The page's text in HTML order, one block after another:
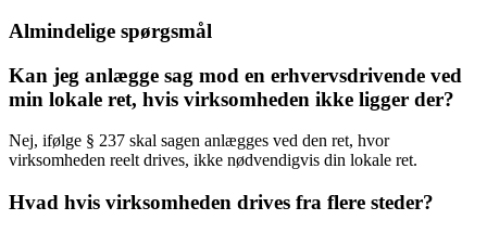
Almindelige spørgsmål
Kan jeg anlægge sag mod en erhvervsdrivende ved
min lokale ret, hvis virksomheden ikke ligger der?
Nej, ifølge § 237 skal sagen anlægges ved den ret, hvor
virksomheden reelt drives, ikke nødvendigvis din lokale ret.
Hvad hvis virksomheden drives fra flere steder?